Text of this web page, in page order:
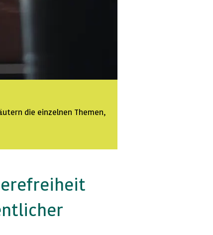
die einzelnen Themen,